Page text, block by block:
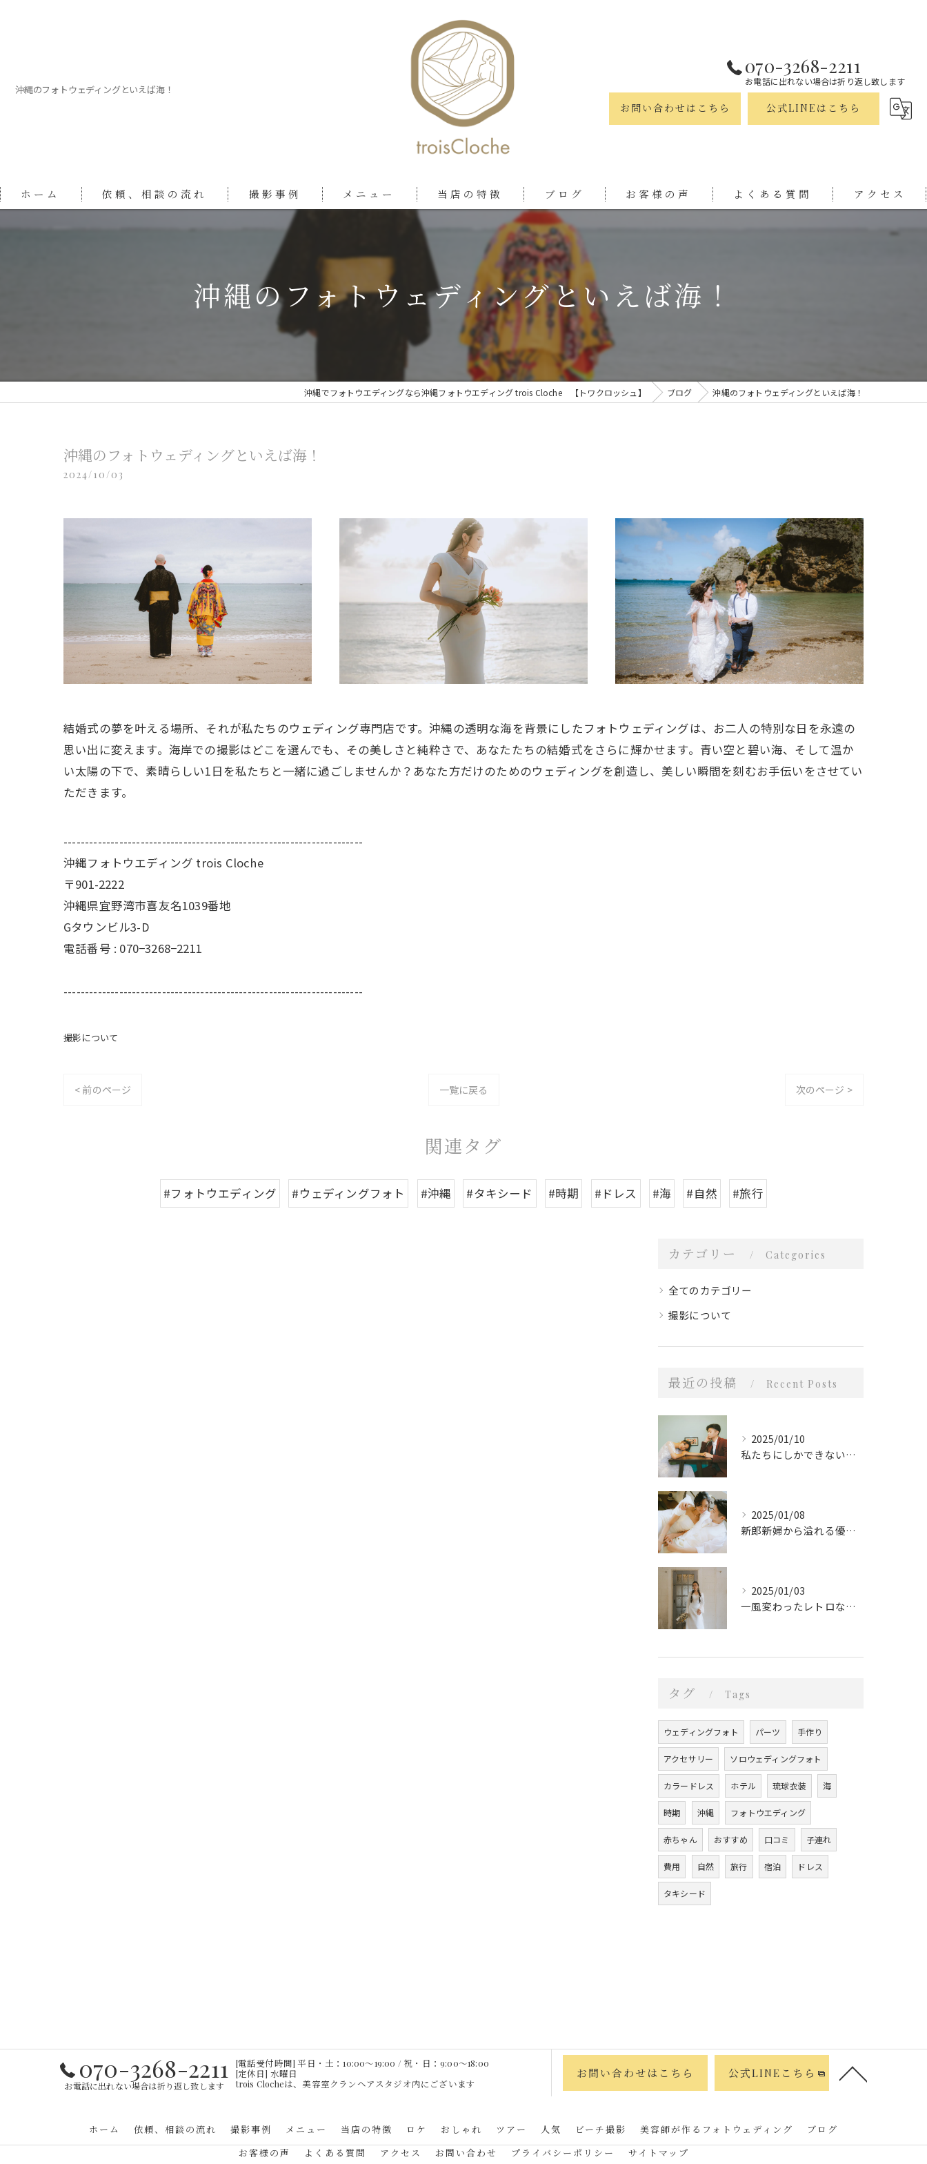
沖縄のフォトウェディングといえば海！
070-3268-2211
お電話に出れない場合は折り返し致します
お問い合わせはこちら 公式LINEはこちら
ホーム 依頼、相談の流れ 撮影事例 メニュー 当店の特徴
おしゃれ
ツアー
人気
ビーチ撮影
美容師が作るフォトウェディング
ブログ お客様の声 よくある質問 アクセス
沖縄のフォトウェディングといえば海！
沖縄でフォトウエディングなら沖縄フォトウエディング trois Cloche 【トワクロッシュ】 ブログ 沖縄のフォトウェディングといえば海！
沖縄のフォトウェディングといえば海！
2024/10/03
結婚式の夢を叶える場所、それが私たちのウェディング専門店です。沖縄の透明な海を背景にしたフォトウェディングは、お二人の特別な日を永遠の
思い出に変えます。海岸での撮影はどこを選んでも、その美しさと純粋さで、あなたたちの結婚式をさらに輝かせます。青い空と碧い海、そして温か
い太陽の下で、素晴らしい1日を私たちと一緒に過ごしませんか？あなた方だけのためのウェディングを創造し、美しい瞬間を刻むお手伝いをさせてい
ただきます。
----------------------------------------------------------------------
沖縄フォトウエディング trois Cloche
〒901-2222
沖縄県宜野湾市喜友名1039番地
Gタウンビル3-D
電話番号 : 070−3268−2211
----------------------------------------------------------------------
撮影について
< 前のページ 一覧に戻る 次のページ >
関連タグ
#フォトウエディング #ウェディングフォト #沖縄 #タキシード #時期 #ドレス #海 #自然 #旅行
カテゴリー Categories
全てのカテゴリー
撮影について
最近の投稿 Recent Posts
2025/01/10
私たちにしかできないスタイル
2025/01/08
新郎新婦から溢れる優しい愛
2025/01/03
一風変わったレトロなウェディングフォト
タグ Tags
ウェディングフォト パーツ 手作り
アクセサリー ソロウェディングフォト
カラードレス ホテル 琉球衣装 海
時期 沖縄 フォトウエディング
赤ちゃん おすすめ 口コミ 子連れ
費用 自然 旅行 宿泊 ドレス
タキシード
070-3268-2211
お電話に出れない場合は折り返し致します
[電話受付時間] 平日・土：10:00〜19:00 / 祝・日：9:00〜18:00
[定休日] 水曜日
trois Clocheは、美容室クランヘアスタジオ内にございます
お問い合わせはこちら 公式LINEこちら
ホーム 依頼、相談の流れ 撮影事例 メニュー 当店の特徴 ロケ おしゃれ ツアー 人気 ビーチ撮影 美容師が作るフォトウェディング
ブログ
お客様の声
よくある質問 アクセス お問い合わせ プライバシーポリシー サイトマップ